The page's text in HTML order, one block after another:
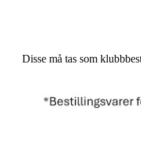
Disse må tas som